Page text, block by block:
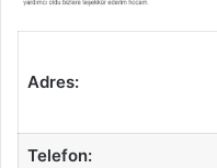
Adres:
Telefon: